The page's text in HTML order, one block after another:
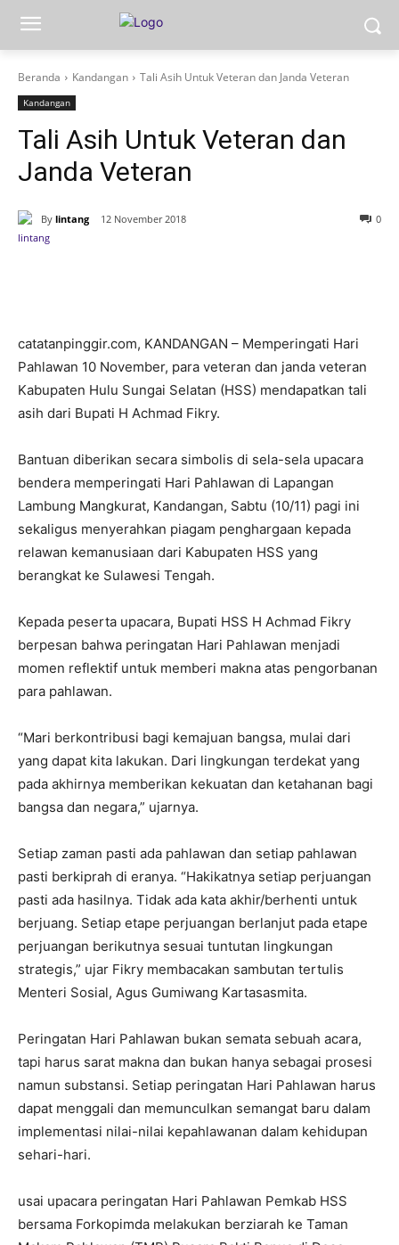
Beranda Kandangan Tali Asih Untuk Veteran dan Janda Veteran
Kandangan
Tali Asih Untuk Veteran dan
Janda Veteran
By lintang 12 November 2018 0
catatanpinggir.com, KANDANGAN – Memperingati Hari
Pahlawan 10 November, para veteran dan janda veteran
Kabupaten Hulu Sungai Selatan (HSS) mendapatkan tali
asih dari Bupati H Achmad Fikry.
Bantuan diberikan secara simbolis di sela-sela upacara
bendera memperingati Hari Pahlawan di Lapangan
Lambung Mangkurat, Kandangan, Sabtu (10/11) pagi ini
sekaligus menyerahkan piagam penghargaan kepada
relawan kemanusiaan dari Kabupaten HSS yang
berangkat ke Sulawesi Tengah.
Kepada peserta upacara, Bupati HSS H Achmad Fikry
berpesan bahwa peringatan Hari Pahlawan menjadi
momen reflektif untuk memberi makna atas pengorbanan
para pahlawan.
“Mari berkontribusi bagi kemajuan bangsa, mulai dari
yang dapat kita lakukan. Dari lingkungan terdekat yang
pada akhirnya memberikan kekuatan dan ketahanan bagi
bangsa dan negara,” ujarnya.
Setiap zaman pasti ada pahlawan dan setiap pahlawan
pasti berkiprah di eranya. “Hakikatnya setiap perjuangan
pasti ada hasilnya. Tidak ada kata akhir/berhenti untuk
berjuang. Setiap etape perjuangan berlanjut pada etape
perjuangan berikutnya sesuai tuntutan lingkungan
strategis,” ujar Fikry membacakan sambutan tertulis
Menteri Sosial, Agus Gumiwang Kartasasmita.
Peringatan Hari Pahlawan bukan semata sebuah acara,
tapi harus sarat makna dan bukan hanya sebagai prosesi
namun substansi. Setiap peringatan Hari Pahlawan harus
dapat menggali dan memunculkan semangat baru dalam
implementasi nilai-nilai kepahlawanan dalam kehidupan
sehari-hari.
usai upacara peringatan Hari Pahlawan Pemkab HSS
bersama Forkopimda melakukan berziarah ke Taman